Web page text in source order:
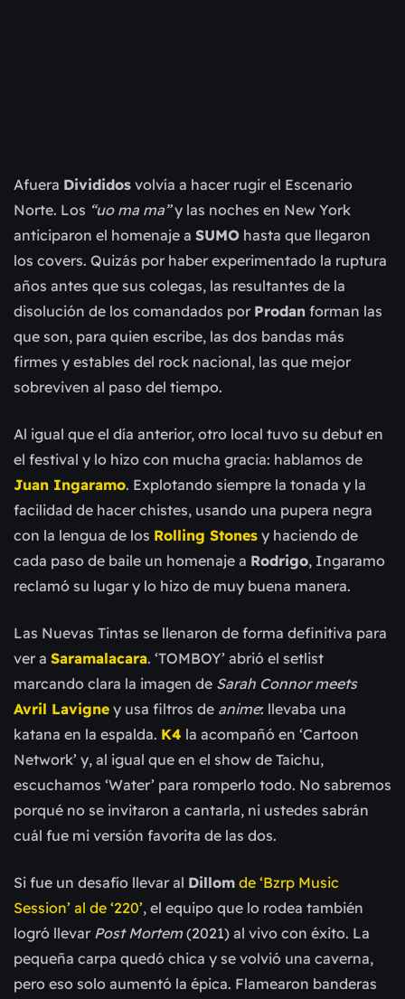
Afuera Divididos volvía a hacer rugir el Escenario
Norte. Los “uo ma ma”y las noches en New York
anticiparon el homenaje a SUMO hasta que llegaron
los covers. Quizás por haber experimentado la ruptura
años antes que sus colegas, las resultantes de la
disolución de los comandados por Prodan forman las
que son, para quien escribe, las dos bandas más
firmes y estables del rock nacional, las que mejor
sobreviven al paso del tiempo.
Al igual que el día anterior, otro local tuvo su debut en
el festival y lo hizo con mucha gracia: hablamos de
Juan Ingaramo. Explotando siempre la tonada y la
facilidad de hacer chistes, usando una pupera negra
con la lengua de los Rolling Stones y haciendo de
cada paso de baile un homenaje a Rodrigo, Ingaramo
reclamó su lugar y lo hizo de muy buena manera.
Las Nuevas Tintas se llenaron de forma definitiva para
ver a Saramalacara. ‘TOMBOY’ abrió el setlist
marcando clara la imagen de Sarah Connor meets
Avril Lavigne y usa filtros de anime: llevaba una
katana en la espalda. K4 la acompañó en ‘Cartoon
Network’ y, al igual que en el show de Taichu,
escuchamos ‘Water’ para romperlo todo. No sabremos
porqué no se invitaron a cantarla, ni ustedes sabrán
cuál fue mi versión favorita de las dos.
Si fue un desafío llevar al Dillom de ‘Bzrp Music
Session’ al de ‘220’, el equipo que lo rodea también
logró llevar Post Mortem (2021) al vivo con éxito. La
pequeña carpa quedó chica y se volvió una caverna,
pero eso solo aumentó la épica. Flamearon banderas